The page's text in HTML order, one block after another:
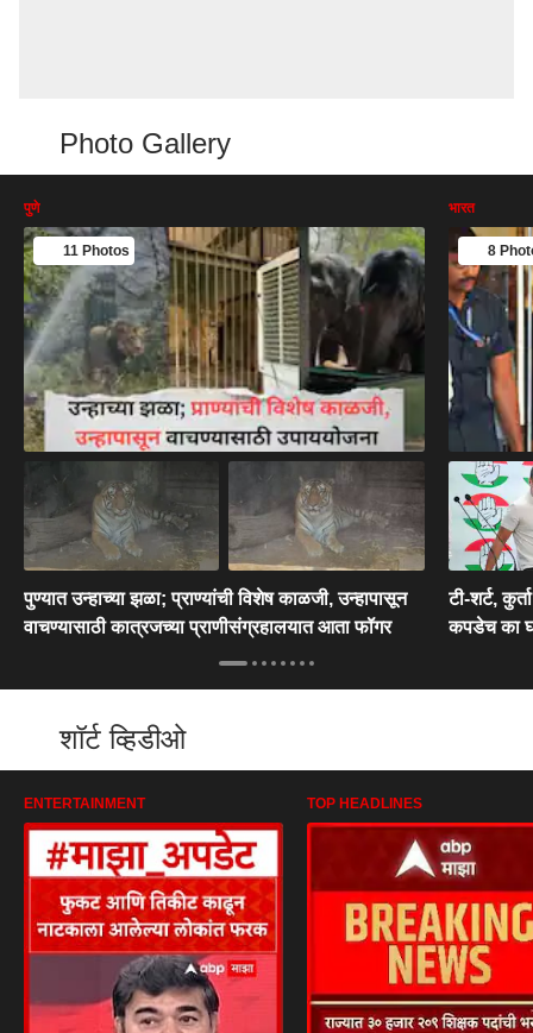
Photo Gallery
पुणे
11 Photos
पुण्यात उन्हाच्या झळा; प्राण्यांची विशेष काळजी, उन्हापासून
वाचण्यासाठी कात्रजच्या प्राणीसंग्रहालयात आता फॉगर
भारत
8
टी-शर्ट,
कपडेच का
शॉर्ट व्हिडीओ
ENTERTAINMENT TOP HEADLINES